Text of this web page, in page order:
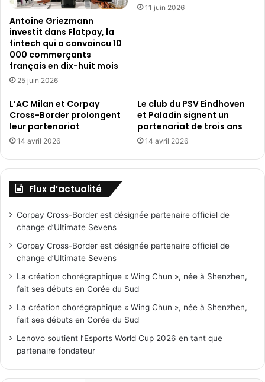
Antoine Griezmann
investit dans Flatpay, la
fintech qui a convaincu 10
000 commerçants
français en dix-huit mois
25 juin 2026
11 juin 2026
L’AC Milan et Corpay
Cross-Border prolongent
leur partenariat
14 avril 2026
Le club du PSV Eindhoven
et Paladin signent un
partenariat de trois ans
14 avril 2026
Flux d’actualité
Corpay Cross-Border est désignée partenaire officiel de
change d’Ultimate Sevens
Corpay Cross-Border est désignée partenaire officiel de
change d’Ultimate Sevens
La création chorégraphique « Wing Chun », née à Shenzhen,
fait ses débuts en Corée du Sud
La création chorégraphique « Wing Chun », née à Shenzhen,
fait ses débuts en Corée du Sud
Lenovo soutient l’Esports World Cup 2026 en tant que
partenaire fondateur